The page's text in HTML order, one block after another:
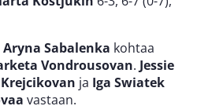
Aryna Sabalenka kohtaa
Vondrousovan. Jessie
ja Iga Swiatek
vastaan.